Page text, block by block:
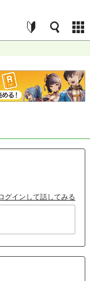
グインして話してみる